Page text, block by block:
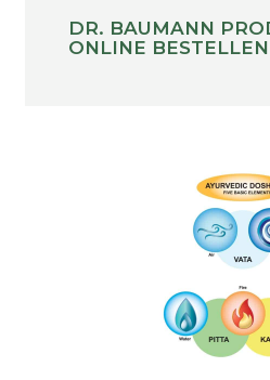
DR. BAUMANN
ONLINE BESTELLEN